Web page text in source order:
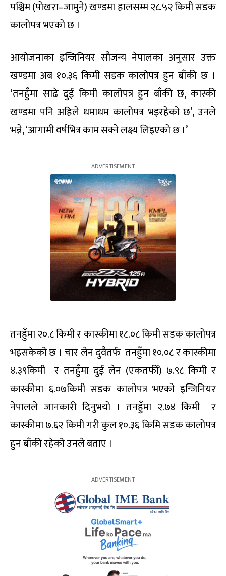
पश्चिम (पोखरा–जामुने) खण्डमा हालसम्म २८.५२ किमी सडक
कालोपत्र भएको छ ।
आयोजनाका इन्जिनियर सौजन्य नेपालका अनुसार उक्त
खण्डमा अब १०.३६ किमी सडक कालोपत्र हुन बाँकी छ ।
‘तनहुँमा साढे दुई किमी कालोपत्र हुन बाँकी छ, कास्की
खण्डमा पनि अहिले धमाधम कालोपत्र भइरहेको छ’, उनले
भन्ने, ‘आगामी वर्षभित्र काम सक्ने लक्ष्य लिइएको छ ।’
तनहुँमा २०.८ किमी र कास्कीमा १८.०८ किमी सडक कालोपत्र
भइसकेको छ । चार लेन दुवैतर्फ तनहुँमा १०.०८ र कास्कीमा
४.३९किमी र तनहुँमा दुई लेन (एकतर्फी) ७.९८ किमी र
कास्कीमा ६.०७किमी सडक कालोपत्र भएको इन्जिनियर
नेपालले जानकारी दिनुभयो । तनहुँमा २.७४ किमी र
कास्कीमा ७.६२ किमी गरी कुल १०.३६ किमि सडक कालोपत्र
हुन बाँकी रहेको उनले बताए ।